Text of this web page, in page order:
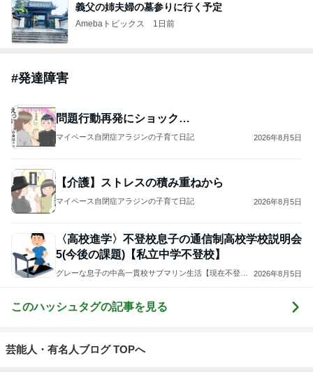
義父の姉夫婦の墓参りに行く予定
Amebaトピックス 1日前
#発達障害
問題行動再発にショック…
マイペース自閉症アラジンの子育て日記 2026年8月5日
【介護】ストレスの積み重ねから
マイペース自閉症アラジンの子育て日記 2026年8月5日
〈高校進学〉不登校息子の通信制高校学校説明会
5(今後の課題)【私立中学不登校】
グレーな息子の中高一貫校サブマリン生活【現在不登
2026年8月5日
このハッシュタグの記事を見る
芸能人・有名人ブログ TOPへ